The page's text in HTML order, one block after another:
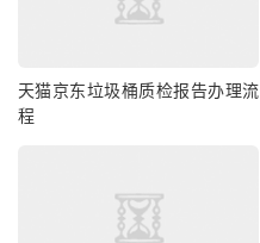
天猫京东垃圾桶质检报告办理流
程